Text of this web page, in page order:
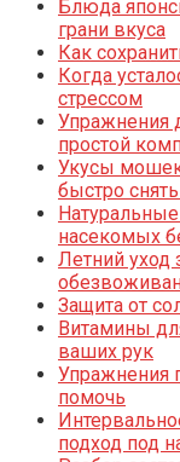
Блюда
грани вкуса
Как
Когда
стрессом
Упражнения
простой
Укусы
быстро
насекомых
Летний уход
Защита от
Витамины
ваших рук
Упражнения
помочь
подход под